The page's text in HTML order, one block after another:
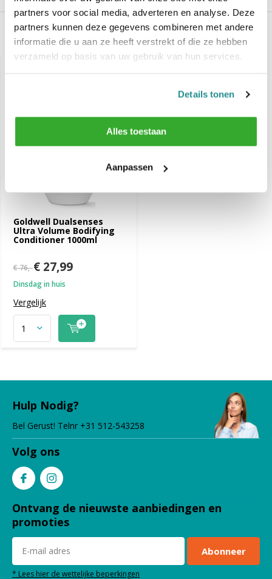
partners voor social media, adverteren en analyse. Deze
partners kunnen deze gegevens combineren met andere
informatie die u aan ze heeft verstrekt of die ze hebben
verzameld op basis van uw gebruik van hun services.
Details tonen
Alles toestaan
Aanpassen
Recent bekeken
Goldwell Dualsenses
Ultra Volume Bodifying
Conditioner 1000ml
€ 76,-€ 27,99
Dinsdag in huis
Vergelijk
Hulp Nodig?
Bel Gerust! Telnr +31 512-543258
Volg ons
Ontvang de nieuwste aanbiedingen en
promoties
Abonneer
* Lees hier de wettelijke beperkingen